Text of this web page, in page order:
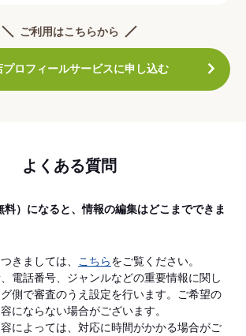
ご利用はこちらから
プロフィールサービスに申し込む
よくある質問
料）になると、情報の編集はどこまでできま
きましては、 こちらをご覧ください。
電話番号、ジャンルなどの重要情報に関し
側で審査のうえ設定を行います。ご希望の
にならない場合がございます。
によっては、対応に時間がかかる場合がご